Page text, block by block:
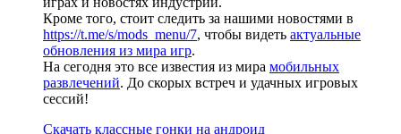
Кроме того, стоит следить за нашими новостями в
https://t.me/s/mods_menu/7, чтобы видеть актуальные
обновления из мира игр.
На сегодня это все известия из мира мобильных
развлечений. До скорых встреч и удачных игровых
сессий!
Скачать классные гонки на андроид